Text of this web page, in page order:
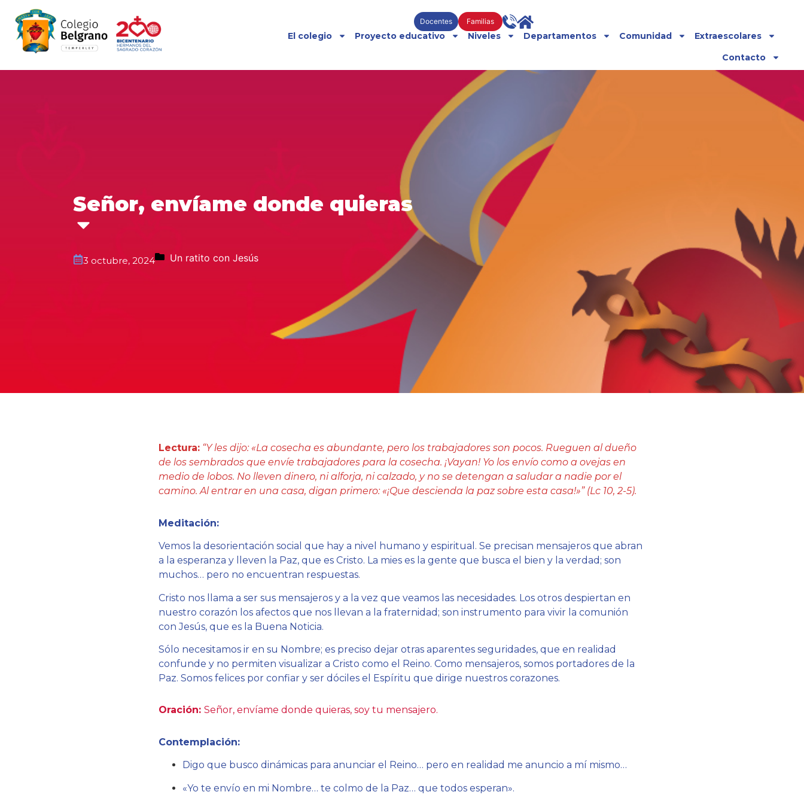
Docentes Familias
El colegio Proyecto educativo Niveles Departamentos Comunidad
Extraescolares
Contacto
Señor, envíame donde quieras
3 octubre, 2024 Un ratito con Jesús
Lectura: “Y les dijo: «La cosecha es abundante, pero los trabajadores son pocos. Rueguen al dueño
de los sembrados que envíe trabajadores para la cosecha. ¡Vayan! Yo los envío como a ovejas en
medio de lobos. No lleven dinero, ni alforja, ni calzado, y no se detengan a saludar a nadie por el
camino. Al entrar en una casa, digan primero: «¡Que descienda la paz sobre esta casa!»” (Lc 10, 2-5).
Meditación:
Vemos la desorientación social que hay a nivel humano y espiritual. Se precisan mensajeros que abran
a la esperanza y lleven la Paz, que es Cristo. La mies es la gente que busca el bien y la verdad; son
muchos… pero no encuentran respuestas.
Cristo nos llama a ser sus mensajeros y a la vez que veamos las necesidades. Los otros despiertan en
nuestro corazón los afectos que nos llevan a la fraternidad; son instrumento para vivir la comunión
con Jesús, que es la Buena Noticia.
Sólo necesitamos ir en su Nombre; es preciso dejar otras aparentes seguridades, que en realidad
confunde y no permiten visualizar a Cristo como el Reino. Como mensajeros, somos portadores de la
Paz. Somos felices por confiar y ser dóciles el Espíritu que dirige nuestros corazones.
Oración: Señor, envíame donde quieras, soy tu mensajero.
Contemplación:
Digo que busco dinámicas para anunciar el Reino… pero en realidad me anuncio a mí mismo…
«Yo te envío en mi Nombre… te colmo de la Paz… que todos esperan».